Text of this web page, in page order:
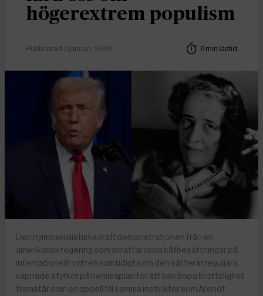
högerextrem populism
Publicerad 2 januari, 2026 6 min lästid
Den nyimperialistiska kraftdemonstrationen från en
amerikansk regering som avrättar civila båtbesättningar på
internationellt vatten samtidigt som den sätter in reguljära
väpnade styrkor på hemmaplan för att bekämpa brottslighet
framstår som en appell till samma instinkter som Arendt